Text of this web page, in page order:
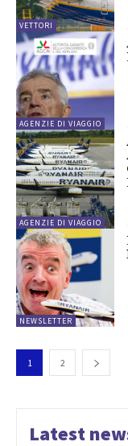
VETTORI
AGENZIE DI VIAGGIO
AGENZIE DI VIAGGIO
NEWSLETTER
1 2
Latest